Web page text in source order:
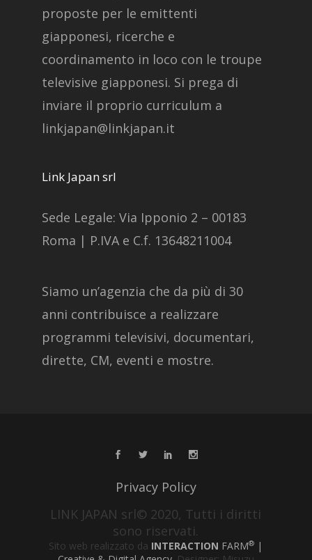
proposte per le emittenti
giapponesi, ricerche e
coordinamento in loco con le troupe
televisive giapponesi. Si prega di
inviare il proprio curriculum a
linkjapan@linkjapan.it
Link Japan srl
Sede Legale: Via Ipponio 2 – 00183
Roma | P.IVA e C.f. 13648211004
Siamo un’agenzia che da più di 30
anni contribuisce a realizzare
programmi televisivi, documentari,
dirette, CM, eventi e mostre.
Privacy Policy
LINK JAPAN srl© 2020, Tutti i diritti
sono riservati.
Sito web realizzato da INTERACTION FARM® |